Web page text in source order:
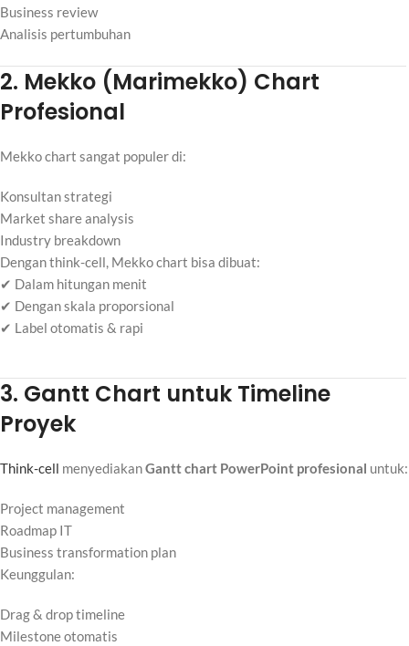
Business review
Analisis pertumbuhan
2. Mekko (Marimekko) Chart
Profesional
Mekko chart sangat populer di:
Konsultan strategi
Market share analysis
Industry breakdown
Dengan think-cell, Mekko chart bisa dibuat:
✔ Dalam hitungan menit
✔ Dengan skala proporsional
✔ Label otomatis & rapi
3. Gantt Chart untuk Timeline
Proyek
Think-cell menyediakanGantt chart PowerPoint profesional untuk:
Project management
Roadmap IT
Business transformation plan
Keunggulan:
Drag & drop timeline
Milestone otomatis